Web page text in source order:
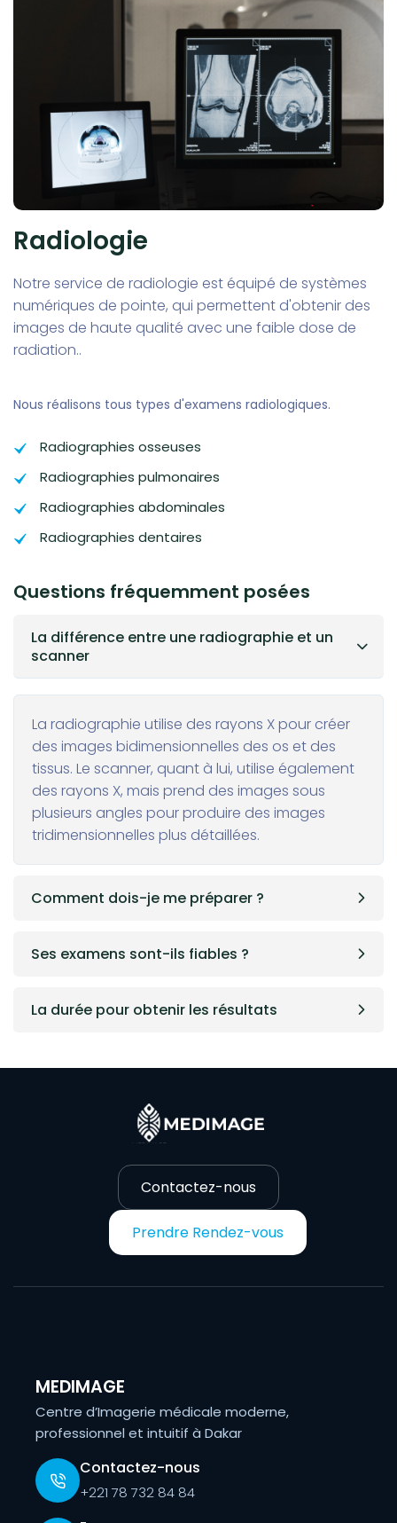
Radiologie
Notre service de radiologie est équipé de systèmes
numériques de pointe, qui permettent d'obtenir des
images de haute qualité avec une faible dose de
radiation..
Nous réalisons tous types d'examens radiologiques.
Radiographies osseuses
Radiographies pulmonaires
Radiographies abdominales
Radiographies dentaires
Questions fréquemment posées
La différence entre une radiographie et un
scanner
La radiographie utilise des rayons X pour créer
des images bidimensionnelles des os et des
tissus. Le scanner, quant à lui, utilise également
des rayons X, mais prend des images sous
plusieurs angles pour produire des images
tridimensionnelles plus détaillées.
Comment dois-je me préparer ?
Ses examens sont-ils fiables ?
La durée pour obtenir les résultats
Contactez-nous
Prendre Rendez-vous
MEDIMAGE
Centre d’Imagerie médicale moderne,
professionnel et intuitif à Dakar
Contactez-nous
+221 78 732 84 84